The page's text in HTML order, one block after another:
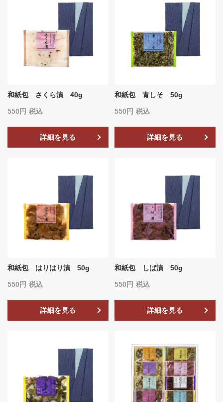
和紙包 さくら漬 40g
550 税込
詳細を見る
和紙包 青しそ 50g
550 税込
詳細を見る
和紙包 はりはり漬 50g
550 税込
詳細を見る
和紙包 しば漬 50g
550 税込
詳細を見る